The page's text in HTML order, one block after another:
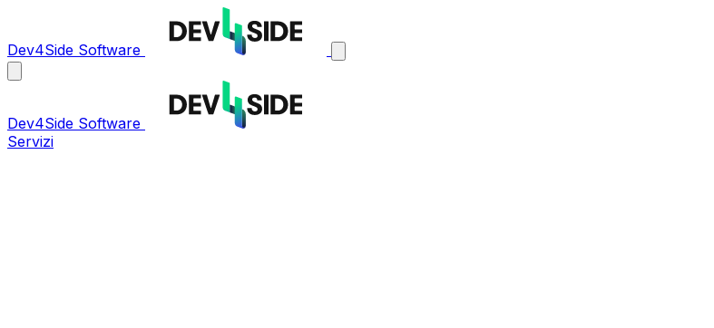
Dev4Side Software
Dev4Side Software
Servizi